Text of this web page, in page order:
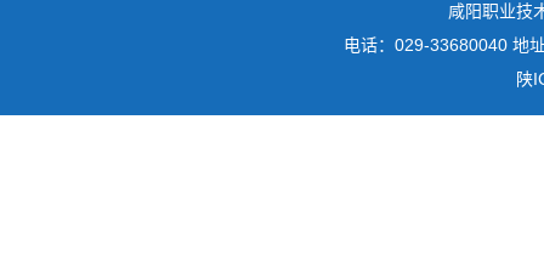
咸阳职业技
电话：029-33680040 地
陕